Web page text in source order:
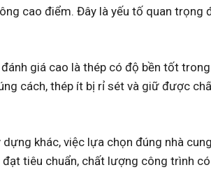
cao điểm. Đây là yếu tố quan trọng
giá cao là thép có độ bền tốt
cách, thép ít bị rỉ sét và giữ được
khác, việc lựa chọn đúng nhà
tiêu chuẩn, chất lượng công trình